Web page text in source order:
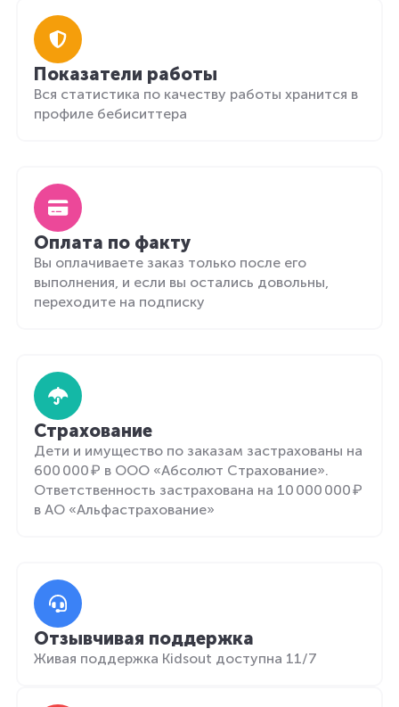
Показатели работы
Вся статистика по качеству работы хранится в
профиле бебиситтера
Оплата по факту
Вы оплачиваете заказ только после его
выполнения, и если вы остались довольны,
переходите на подписку
Страхование
Дети и имущество по заказам застрахованы на
600 000 ₽ в ООО «Абсолют Страхование».
Ответственность застрахована на 10 000 000 ₽
в АО «Альфастрахование»
Отзывчивая поддержка
Живая поддержка Kidsout доступна 11/7